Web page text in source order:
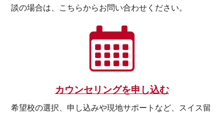
談の場合は、こちらからお問い合わせください。
カウンセリングを申し込む
希望校の選択、申し込みや現地サポートなど、スイス留